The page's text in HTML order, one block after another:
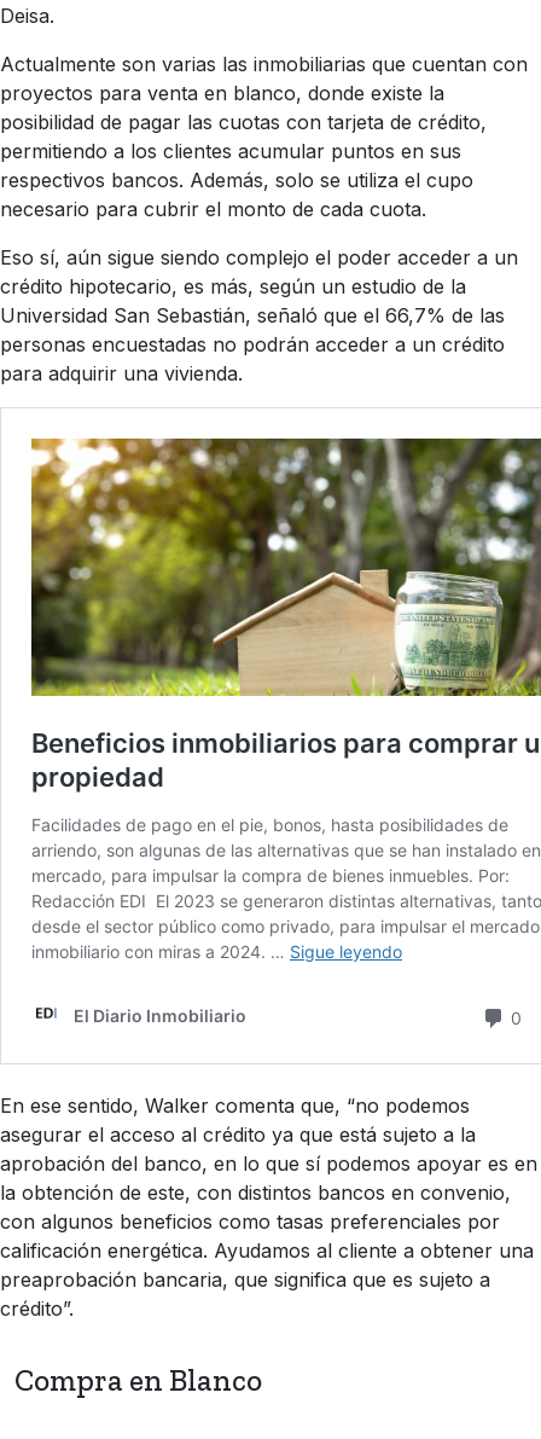
Deisa.
Actualmente son varias las inmobiliarias que cuentan con
proyectos para venta en blanco, donde existe la
posibilidad de pagar las cuotas con tarjeta de crédito,
permitiendo a los clientes acumular puntos en sus
respectivos bancos. Además, solo se utiliza el cupo
necesario para cubrir el monto de cada cuota.
Eso sí, aún sigue siendo complejo el poder acceder a un
crédito hipotecario, es más, según un estudio de la
Universidad San Sebastián, señaló que el 66,7% de las
personas encuestadas no podrán acceder a un crédito
para adquirir una vivienda.
En ese sentido, Walker comenta que, “no podemos
asegurar el acceso al crédito ya que está sujeto a la
aprobación del banco, en lo que sí podemos apoyar es en
la obtención de este, con distintos bancos en convenio,
con algunos beneficios como tasas preferenciales por
calificación energética. Ayudamos al cliente a obtener una
preaprobación bancaria, que significa que es sujeto a
crédito”.
Compra en Blanco